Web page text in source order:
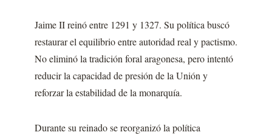
Jaime II reinó entre 1291 y 1327. Su política buscó
restaurar el equilibrio entre autoridad real y pactismo.
No eliminó la tradición foral aragonesa, pero intentó
reducir la capacidad de presión de la Unión y
reforzar la estabilidad de la monarquía.
Durante su reinado se reorganizó la política